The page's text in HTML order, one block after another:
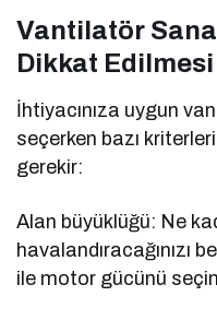
Vantilatör
Dikkat
İhtiyacınıza uygun
seçerken bazı
gerekir:
Alan büyüklüğü: Ne
havalandıracağınızı
ile motor gücünü